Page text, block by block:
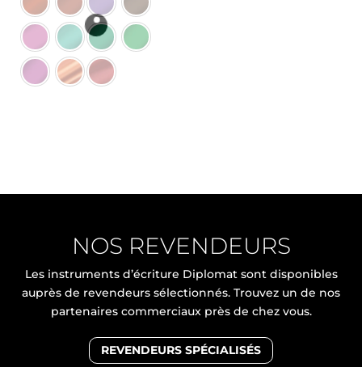
NOS REVENDEURS
Les instruments d’écriture Diplomat sont disponibles
auprès de revendeurs sélectionnés. Trouvez un de nos
partenaires commerciaux près de chez vous.
REVENDEURS SPÉCIALISÉS